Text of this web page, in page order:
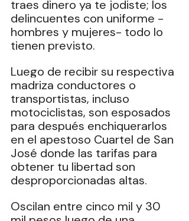
traes dinero ya te jodiste; los
delincuentes con uniforme -
hombres y mujeres- todo lo
tienen previsto.
Luego de recibir su respectiva
madriza conductores o
transportistas, incluso
motociclistas, son esposados
para después enchiquerarlos
en el apestoso Cuartel de San
José donde las tarifas para
obtener tu libertad son
desproporcionadas altas.
Oscilan entre cinco mil y 30